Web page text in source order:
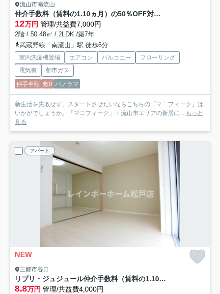
流山市南流山
仲介手数料（賃料の1.10ヵ月）の50％OFF対象物件！
12万円 管理/共益費7,000円
2階 / 50.48㎡ / 2LDK /築7年
武蔵野線「南流山」駅 徒歩6分
室内洗濯機置場 エアコン バルコニー
フローリング
電気有
都市ガス
仲手半額 敷0 パノラマ
新生活を失敗せず、スタートさせたいならこちらの「マニフィーク」は
いかがでしょうか。「マニフィーク」：流山市エリアの新居に... もっと
見る
アパート
NEW
三郷市谷口
リブリ・ジュジュール仲介手数料（賃料の1.10ヵ月）の50％OFF対象物件！
8.8万円 管理/共益費4,000円